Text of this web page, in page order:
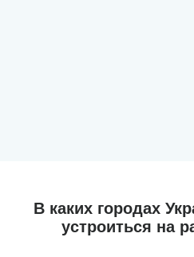
В каких городах
устроиться на